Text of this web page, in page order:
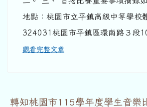
地點：桃園市立平鎮高級中等學校
324031桃園市平鎮區環南路３段
觀看完整文章
轉知桃園市115學年度學生音樂